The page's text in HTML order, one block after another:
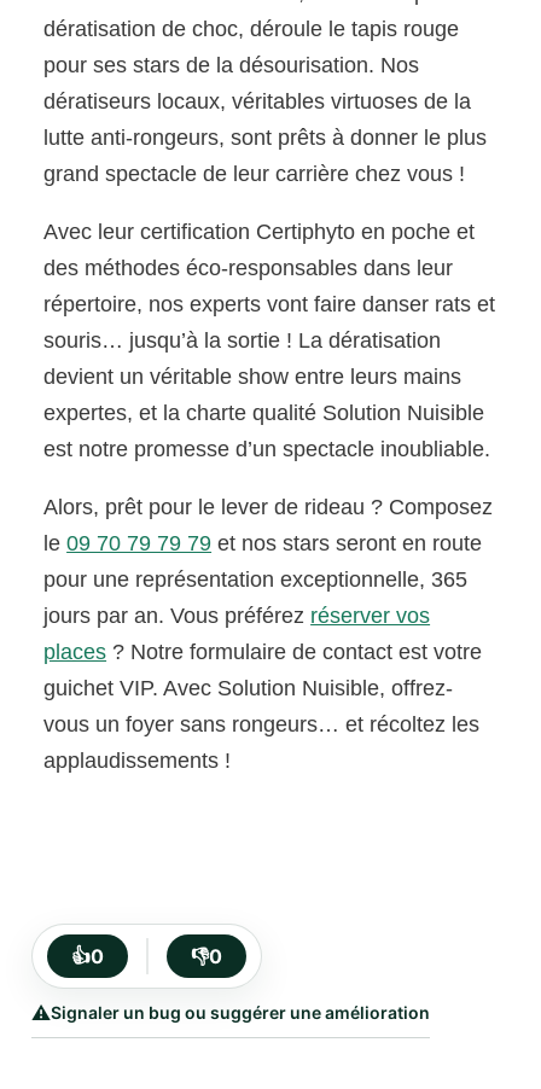
dératisation de choc, déroule le tapis rouge
pour ses stars de la désourisation. Nos
dératiseurs locaux, véritables virtuoses de la
lutte anti-rongeurs, sont prêts à donner le plus
grand spectacle de leur carrière chez vous !
Avec leur certification Certiphyto en poche et
des méthodes éco-responsables dans leur
répertoire, nos experts vont faire danser rats et
souris… jusqu’à la sortie ! La dératisation
devient un véritable show entre leurs mains
expertes, et la charte qualité Solution Nuisible
est notre promesse d’un spectacle inoubliable.
Alors, prêt pour le lever de rideau ? Composez
le09 70 79 79 79 et nos stars seront en route
pour une représentation exceptionnelle, 365
jours par an. Vous préférez réserver vos
places ? Notre formulaire de contact est votre
guichet VIP. Avec Solution Nuisible, offrez-
vous un foyer sans rongeurs… et récoltez les
applaudissements !
👍0 👎0
⚠️Signaler un bug ou suggérer une amélioration